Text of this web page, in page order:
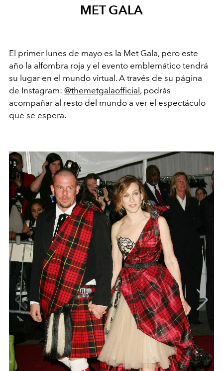
MET GALA
El primer lunes de mayo es la Met Gala, pero este
año la alfombra roja y el evento emblemático tendrá
su lugar en el mundo virtual. A través de su página
de Instagram: @themetgalaofficial, podrás
acompañar al resto del mundo a ver el espectáculo
que se espera.